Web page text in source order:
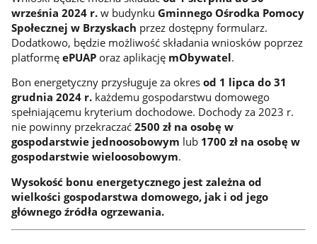
września 2024 r. w budynku Gminnego Ośrodka Pomocy
Społecznej w Brzyskach przez dostępny formularz.
Dodatkowo, będzie możliwość składania wniosków poprzez
platformę ePUAP oraz aplikację mObywatel.
Bon energetyczny przysługuje za okres od 1 lipca do 31
grudnia 2024 r.każdemu gospodarstwu domowego
spełniającemu kryterium dochodowe. Dochody za 2023 r.
nie powinny przekraczać 2500 zł na osobę w
gospodarstwie jednoosobowym lub 1700 zł na osobę w
gospodarstwie wieloosobowym.
Wysokość bonu energetycznego jest zależna od
wielkości gospodarstwa domowego, jak i od jego
głównego źródła ogrzewania.